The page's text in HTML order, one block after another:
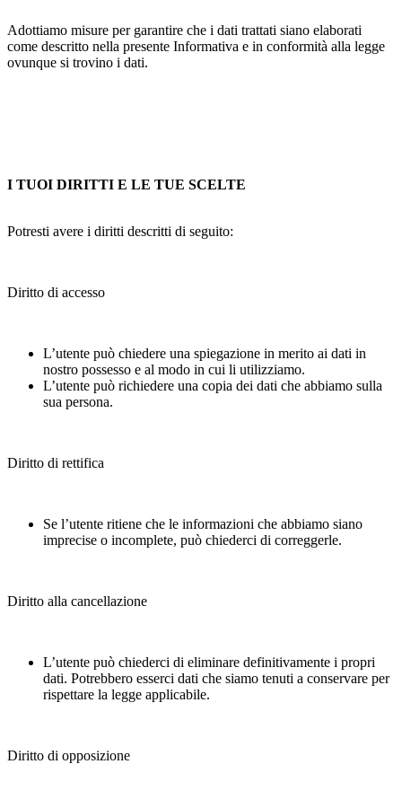
Adottiamo misure per garantire che i dati trattati siano elaborati
come descritto nella presente Informativa e in conformità alla legge
ovunque si trovino i dati.
I TUOI DIRITTI E LE TUE SCELTE
Potresti avere i diritti descritti di seguito:
Diritto di accesso
L’utente può chiedere una spiegazione in merito ai dati in
nostro possesso e al modo in cui li utilizziamo.
L’utente può richiedere una copia dei dati che abbiamo sulla
sua persona.
Diritto di rettifica
Se l’utente ritiene che le informazioni che abbiamo siano
imprecise o incomplete, può chiederci di correggerle.
Diritto alla cancellazione
L’utente può chiederci di eliminare definitivamente i propri
dati. Potrebbero esserci dati che siamo tenuti a conservare per
rispettare la legge applicabile.
Diritto di opposizione